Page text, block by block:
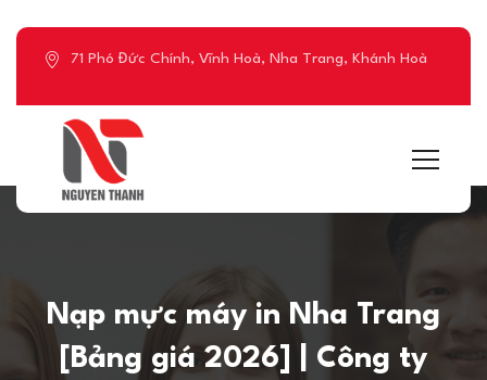
71 Phó Đức Chính, Vĩnh Hoà, Nha Trang, Khánh Hoà
Nạp mực máy in Nha Trang
[Bảng giá 2026] | Công ty